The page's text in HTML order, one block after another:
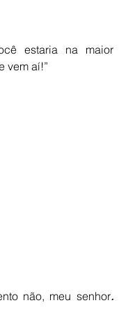
estaria na maior
vem aí!”
não, meu senhor.